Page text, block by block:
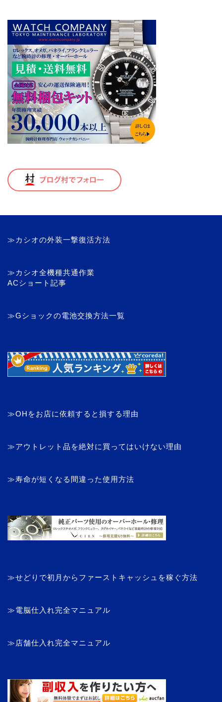
≫カシオの外装一撃復活方法
≫カシオ全機種共通作業
ACショート記事
≫Gショックの電池交換方法一覧
≫OHをお店に依頼すると損する理由
≫アウトレット品を絶対に買ってはいけない理由
≫寿命が短くなる間違った使用方法
≫せどりで初月からファーストキャッシュを稼ぐ方法
≫電脳仕入れ完全マニュアル
≫店舗仕入れ完全マニュアル